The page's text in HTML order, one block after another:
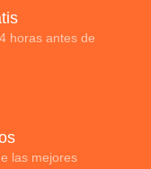
horas antes de
las mejores